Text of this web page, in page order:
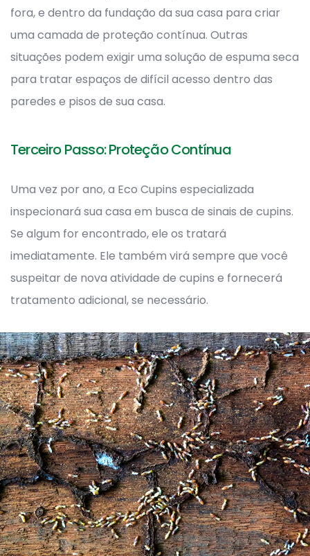
fora, e dentro da fundação da sua casa para criar
uma camada de proteção contínua. Outras
situações podem exigir uma solução de espuma seca
para tratar espaços de difícil acesso dentro das
paredes e pisos de sua casa.
Terceiro Passo: Proteção Contínua
Uma vez por ano, a Eco Cupins especializada
inspecionará sua casa em busca de sinais de cupins.
Se algum for encontrado, ele os tratará
imediatamente. Ele também virá sempre que você
suspeitar de nova atividade de cupins e fornecerá
tratamento adicional, se necessário.